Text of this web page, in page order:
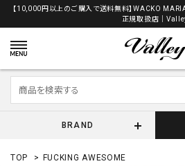
【10,000円以上のご購入で送料無料】WACKO MARIA
正規取扱店
BRAND
TOP > FUCKING AWESOME